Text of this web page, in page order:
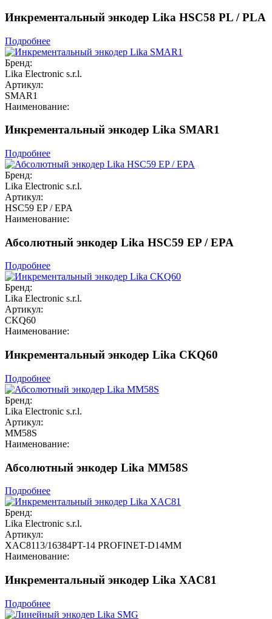
Инкрементальный энкодер Lika HSC58 PL / PLA
Подробнее
Бренд:
Lika Electronic s.r.l.
Артикул:
SMAR1
Наименование:
Инкрементальный энкодер Lika SMAR1
Подробнее
Бренд:
Lika Electronic s.r.l.
Артикул:
HSC59 EP / EPA
Наименование:
Абсолютный энкодер Lika HSC59 EP / EPA
Подробнее
Бренд:
Lika Electronic s.r.l.
Артикул:
CKQ60
Наименование:
Инкрементальный энкодер Lika CKQ60
Подробнее
Бренд:
Lika Electronic s.r.l.
Артикул:
MM58S
Наименование:
Абсолютный энкодер Lika MM58S
Подробнее
Бренд:
Lika Electronic s.r.l.
Артикул:
XAC8113/16384PT-14 PROFINET-D14MM
Наименование:
Инкрементальный энкодер Lika XAC81
Подробнее